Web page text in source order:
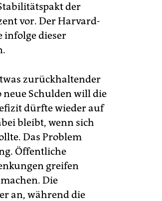
der
vor. Der Harvard-
infolge dieser
zurückhaltender
Schulden will die
dürfte wieder auf
bleibt, wenn sich
Das Problem
Öffentliche
greifen
Die
an, während die